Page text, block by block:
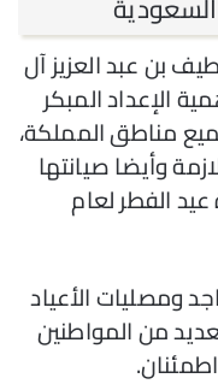
بن عبد العزيز آل
الإعداد المبكر
مناطق المملكة،
وأيضا صيانتها
الفطر لعام
ومصليات الأعياد
من المواطنين